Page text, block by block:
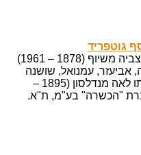
גוטפריד
[1890 – 1963] רעייתו צביה משיוף (1878 – 1961)
אביעזר, עמנואל, שושנה
(1894 – 1967), רעייתו לאה מנדלסון (1895 –